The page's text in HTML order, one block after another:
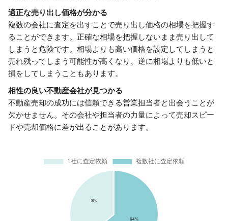
適正な売り出し価格が分かる
複数の会社に査定を出すことで売り出し価格の相場を把握す
ることができます。正確な相場を把握しないまま売り出して
しまうと危険です。相場よりも高い価格を設定してしまうと
売れ残ってしまう可能性が高くなり、逆に相場よりも低いと
損をしてしまうこともあります。
相性の良い不動産会社が見つかる
不動産売却の成功には信頼できる営業担当者と出会うことが
欠かせません。その会社や担当者の力量によって売却スピー
ドや売却価格に差が出ることがあります。